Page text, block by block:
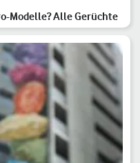
Modelle? Alle Gerüchte